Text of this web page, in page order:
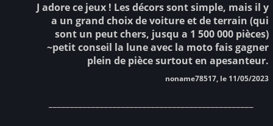
J adore ce jeux ! Les décors sont simple, mais il y
a un grand choix de voiture et de terrain (qui
sont un peut chers, jusqu a 1 500 000 pièces)
~petit conseil la lune avec la moto fais gagner
plein de pièce surtout en apesanteur.
noname78517, le 11/05/2023